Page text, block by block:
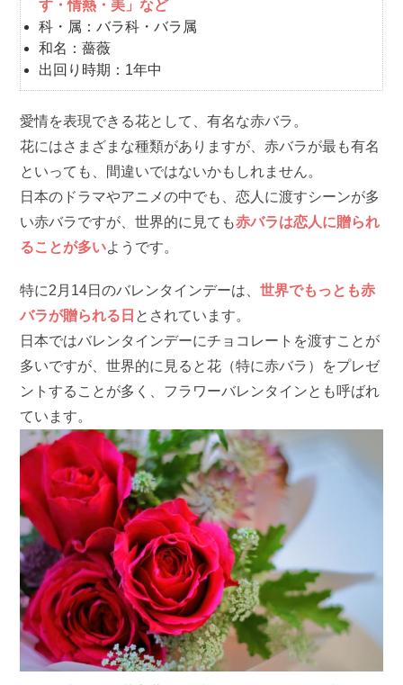
す・情熱・美」など
科・属：バラ科・バラ属
和名：薔薇
出回り時期：1年中
愛情を表現できる花として、有名な赤バラ。
花にはさまざまな種類がありますが、赤バラが最も有名
といっても、間違いではないかもしれません。
日本のドラマやアニメの中でも、恋人に渡すシーンが多
い赤バラですが、世界的に見ても赤バラは恋人に贈られ
ることが多いようです。
特に2月14日のバレンタインデーは、世界でもっとも赤
バラが贈られる日 とされています。
日本ではバレンタインデーにチョコレートを渡すことが
多いですが、世界的に見ると花（特に赤バラ）をプレゼ
ントすることが多く、フラワーバレンタインとも呼ばれ
ています。